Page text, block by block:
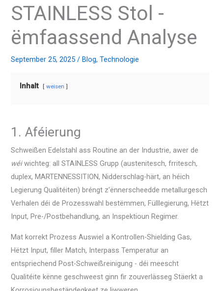
STAINLESS Stol -
ëmfaassend Analyse
September 25, 2025/Blog,Technologie
Inhalt weisen
1. Aféierung
Schweißen Edelstahl ass Routine an der Industrie, awer de
wéiwichteg: all STAINLESS Grupp (austenitesch, frritesch,
duplex, MARTENNESSITION, Nidderschlag-härt, an héich
Legierung Qualitéiten) bréngt z'ënnerscheedde metallurgesch
Verhalen déi de Prozesswahl bestëmmen, Fülllegierung, Hëtzt
Input, Pre-/Postbehandlung, an Inspektioun Regimer.
Mat korrekt Prozess Auswiel a Kontrollen-Shielding Gas,
Hëtzt Input, filler Match, Interpass Temperatur an
entspriechend Post-Schweißreinigung - déi meescht
Qualitéite kënne geschweest ginn fir zouverlässeg Stäerkt a